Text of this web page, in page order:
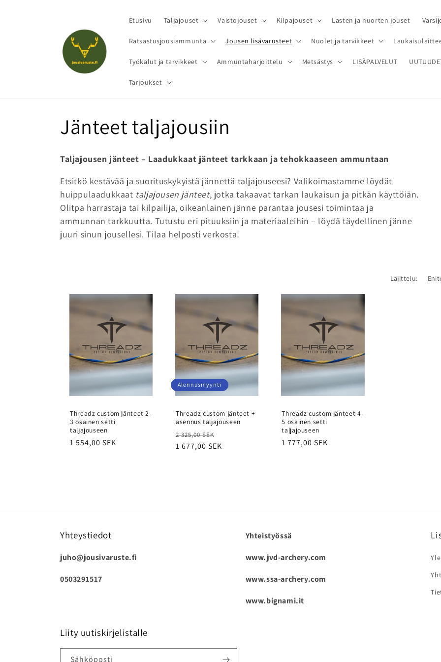
Etusivu Taljajouset Vaistojouset Kilpajouset Lasten ja nuorten jouset
Ratsastusjousiammunta Jousen lisävarusteet Nuolet ja tarvikkeet
Työkalut ja tarvikkeet Ammuntaharjoittelu Metsästys LISÄPALVELUT
Tarjoukset
K
o
k
o
e
a
Jänteet taljajousiin
Taljajousen jänteet – Laadukkaat jänteet tarkkaan ja tehokkaaseen ammuntaan
Etsitkö kestävää ja suorituskykyistä jännettä taljajouseesi? Valikoimastamme löydät
huippulaadukkaat taljajousen jänteet, jotka takaavat tarkan laukaisun ja pitkän käyttöiän.
Olitpa harrastaja tai kilpailija, oikeanlainen jänne parantaa jousesi toimintaa ja
ammunnan tarkkuutta. Tutustu eri pituuksiin ja materiaaleihin – löydä täydellinen jänne
juuri sinun jousellesi. Tilaa helposti verkosta!
Lajittelu:
Threadz custom jänteet 2-
3 osainen setti
taljajouseen
Normaalihinta
1 554,00 SEK
Alennusmyynti
Threadz custom jänteet +
asennus taljajouseen
Normaalihinta
2 325,00 SEK
1 677,00 SEK
Threadz custom jänteet 4-
5 osainen setti
taljajouseen
Normaalihinta
1 777,00 SEK
Yhteystiedot
juho@jousivaruste.fi
0503291517
Yhteistyössä
www.jvd-archery.com
www.ssa-archery.com
www.bignami.it
Liity uutiskirjelistalle
Sähköposti